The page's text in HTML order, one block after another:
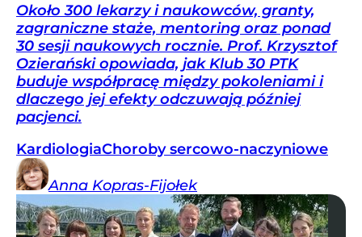
Około 300 lekarzy i naukowców, granty,
zagraniczne staże, mentoring oraz ponad
30 sesji naukowych rocznie. Prof. Krzysztof
Ozierański opowiada, jak Klub 30 PTK
buduje współpracę między pokoleniami i
dlaczego jej efekty odczuwają później
pacjenci.
KardiologiaChoroby sercowo-naczyniowe
Anna Kopras-Fijołek